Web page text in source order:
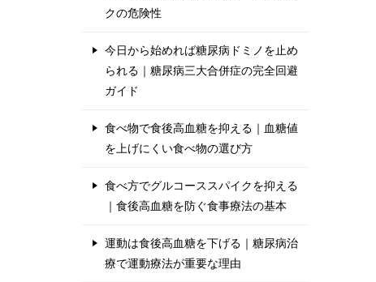
クの危険性
今日から始めれば糖尿病ドミノを止め
られる｜糖尿病三大合併症の完全回避
ガイド
食べ物で食後高血糖を抑える｜血糖値
を上げにくい食べ物の選び方
食べ方でグルコーススパイクを抑える
｜食後高血糖を防ぐ食事療法の基本
運動は食後高血糖を下げる｜糖尿病治
療で運動療法が重要な理由